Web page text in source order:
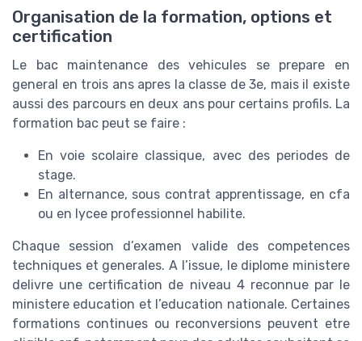
Organisation de la formation, options et
certification
Le bac maintenance des vehicules se prepare en
general en trois ans apres la classe de 3e, mais il existe
aussi des parcours en deux ans pour certains profils. La
formation bac peut se faire :
En voie scolaire classique, avec des periodes de
stage.
En alternance, sous contrat apprentissage, en cfa
ou en lycee professionnel habilite.
Chaque session d’examen valide des competences
techniques et generales. A l’issue, le diplome ministere
delivre une certification de niveau 4 reconnue par le
ministere education et l’education nationale. Certaines
formations continues ou reconversions peuvent etre